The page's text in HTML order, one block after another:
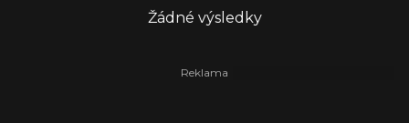
Žádné výsledky